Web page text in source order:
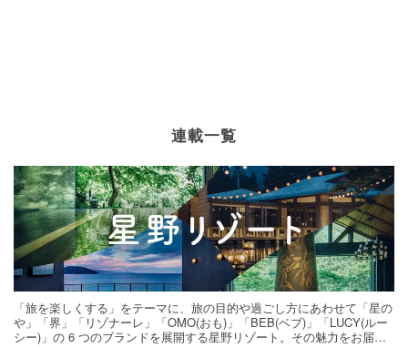
連載一覧
「旅を楽しくする」をテーマに、旅の目的や過ごし方にあわせて「星の
や」「界」「リゾナーレ」「OMO(おも)」「BEB(ベブ)」「LUCY(ルー
シー)」の 6 つのブランドを展開する星野リゾート。その魅力をお届け